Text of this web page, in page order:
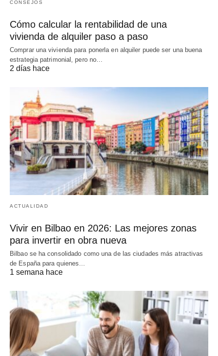
CONSEJOS
Cómo calcular la rentabilidad de una
vivienda de alquiler paso a paso
Comprar una vivienda para ponerla en alquiler puede ser una buena
estrategia patrimonial, pero no…
2 días hace
ACTUALIDAD
Vivir en Bilbao en 2026: Las mejores zonas
para invertir en obra nueva
Bilbao se ha consolidado como una de las ciudades más atractivas
de España para quienes…
1 semana hace